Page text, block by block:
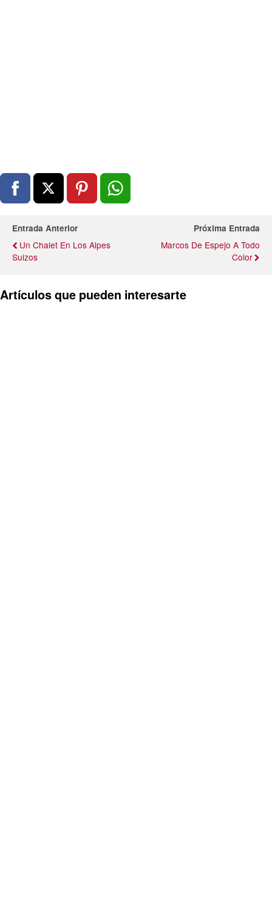
Entrada Anterior
Un Chalet En Los Alpes
Suizos
Próxima Entrada
Marcos De Espejo A Todo
Color
Artículos que pueden interesarte